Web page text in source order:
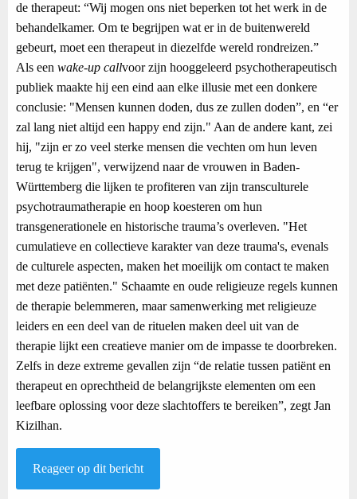
de therapeut: “Wij mogen ons niet beperken tot het werk in de
behandelkamer. Om te begrijpen wat er in de buitenwereld
gebeurt, moet een therapeut in diezelfde wereld rondreizen.”
Als een wake-up callvoor zijn hooggeleerd psychotherapeutisch
publiek maakte hij een eind aan elke illusie met een donkere
conclusie: "Mensen kunnen doden, dus ze zullen doden”, en “er
zal lang niet altijd een happy end zijn." Aan de andere kant, zei
hij, "zijn er zo veel sterke mensen die vechten om hun leven
terug te krijgen", verwijzend naar de vrouwen in Baden-
Württemberg die lijken te profiteren van zijn transculturele
psychotraumatherapie en hoop koesteren om hun
transgenerationele en historische trauma’s overleven. "Het
cumulatieve en collectieve karakter van deze trauma's, evenals
de culturele aspecten, maken het moeilijk om contact te maken
met deze patiënten." Schaamte en oude religieuze regels kunnen
de therapie belemmeren, maar samenwerking met religieuze
leiders en een deel van de rituelen maken deel uit van de
therapie lijkt een creatieve manier om de impasse te doorbreken.
Zelfs in deze extreme gevallen zijn “de relatie tussen patiënt en
therapeut en oprechtheid de belangrijkste elementen om een
leefbare oplossing voor deze slachtoffers te bereiken”, zegt Jan
Kizilhan.
Reageer op dit bericht